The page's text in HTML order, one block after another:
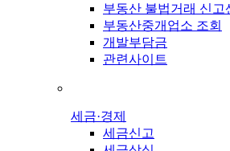
부동산 불법거래 신고
부동산중개업소 조회
개발부담금
관련사이트
세금·경제
세금신고